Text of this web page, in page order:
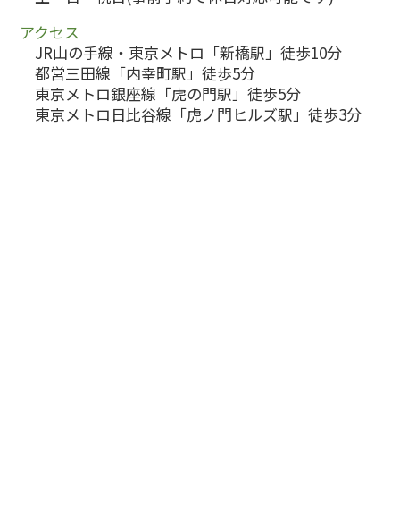
アクセス
JR山の手線・東京メトロ「新橋駅」徒歩10分
都営三田線「内幸町駅」徒歩5分
東京メトロ銀座線「虎の門駅」徒歩5分
東京メトロ日比谷線「虎ノ門ヒルズ駅」徒歩3分